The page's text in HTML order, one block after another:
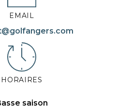
EMAIL
HORAIRES
saison